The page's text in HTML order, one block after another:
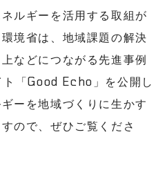
ルギーを活用する取組が
境省は、地域課題の解決
などにつながる先進事例
「Good Echo」を公開し
ーを地域づくりに生かす
ので、ぜひご覧くださ